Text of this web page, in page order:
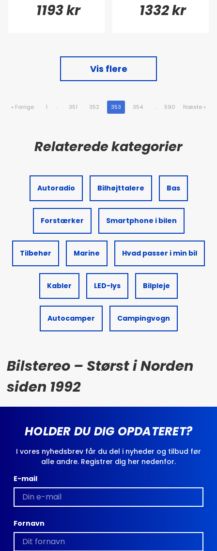
1193 kr 1332 kr
Vis flere
« Forrige 1 .. 351 352 353 354 .. 590 Næste »
Autoradio Bilhøjttalere Bas
Forstærker Smartphone i bilen
Tilbehør Marine Hvad passer i min bil
Kabler LED-lys Bilpleje
Autocamper Campingvogn
Bilstereo – Størst i Norden
siden 1992
HOLDER DU DIG OPDATERET?
I vores nyhedsbrev får du del i nyheder og tilbud før
alle andre. Registrer dig her nedenfor.
E-mail
Fornavn